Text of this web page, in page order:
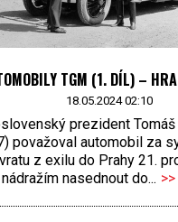
TGM (1. DÍL) –
18.05.2024 02:10
prezident Tomáš
považoval automobil za
z exilu do Prahy 21.
nasednout do... >>